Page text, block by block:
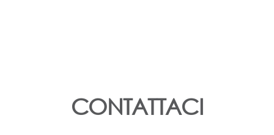
CONTATTACI